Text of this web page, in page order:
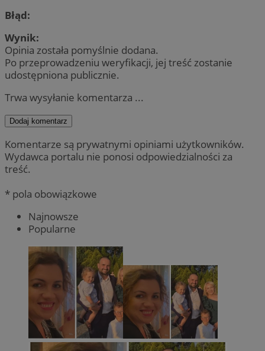
Błąd:
Wynik:
Opinia została pomyślnie dodana.
Po przeprowadzeniu weryfikacji, jej treść zostanie
udostępniona publicznie.
Trwa wysyłanie komentarza ...
Dodaj komentarz
Komentarze są prywatnymi opiniami użytkowników.
Wydawca portalu nie ponosi odpowiedzialności za
treść.
* pola obowiązkowe
Najnowsze
Popularne